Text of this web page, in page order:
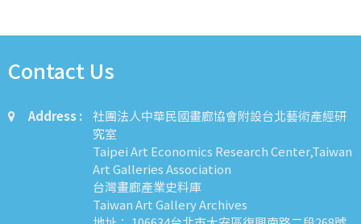
Contact Us
Address :
社團法人中華民國畫廊協會附設台北藝術產經研
究室
Taipei Art Economics Research Center,Taiwan
Art Galleries Association
台灣畫廊產業史料庫
Taiwan Art Gallery Archives